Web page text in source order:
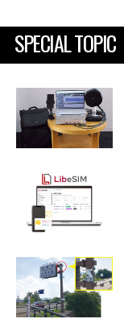
SPECIAL TOPIC